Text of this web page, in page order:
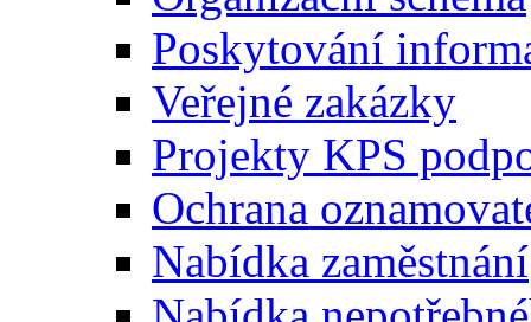
Poskytování
Veřejné zakázky
Projekty KPS
Ochrana
Nabídka zaměstnání